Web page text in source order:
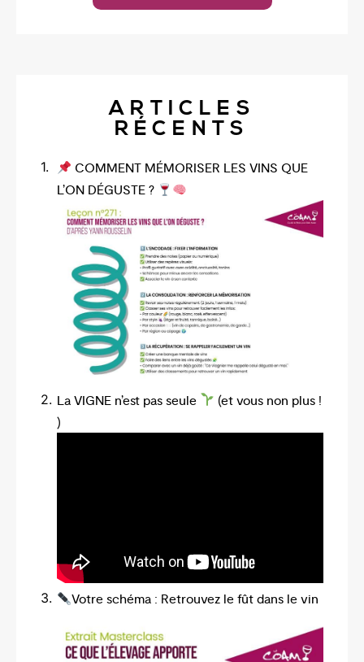
ARTICLES
RÉCENTS
COMMENT MÉMORISER LES VINS QUE
L’ON DÉGUSTE ?
La VIGNE n’est pas seule
(et vous non plus !
)
Votre schéma : Retrouvez le fût dans le vin